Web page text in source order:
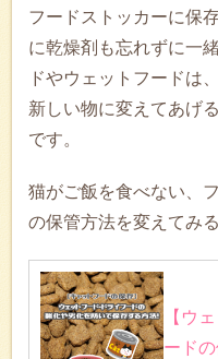
フードストッカーに保
に乾燥剤も忘れずに一
ドやウェットフードは
新しい物に変えてあげ
です。
猫がご飯を食べない、
の保管方法を変えてみ
【ウ
ード